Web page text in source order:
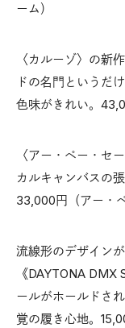
ーム）
〈カルーゾ〉の新
ドの名門というだ
色味がきれい。
〈アー・ペー・セ
カルキャンバスの
33,000円（アー・
流線形のデザイン
《DAYTONA DMX
ールがホールドさ
覚の履き心地。